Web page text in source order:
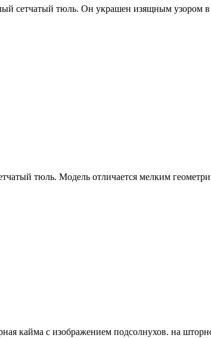
сетчатый тюль. Он украшен изящным узором
тюль. Модель отличается мелким
кайма с изображением подсолнухов. на